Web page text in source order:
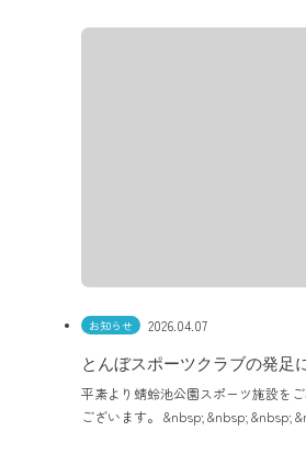
お知らせ 2026.04.07
とんぼスポーツクラブの発足
平素より蜻蛉池公園スポーツ施設を
ございます。 &nbsp; &nbsp; &nbsp;